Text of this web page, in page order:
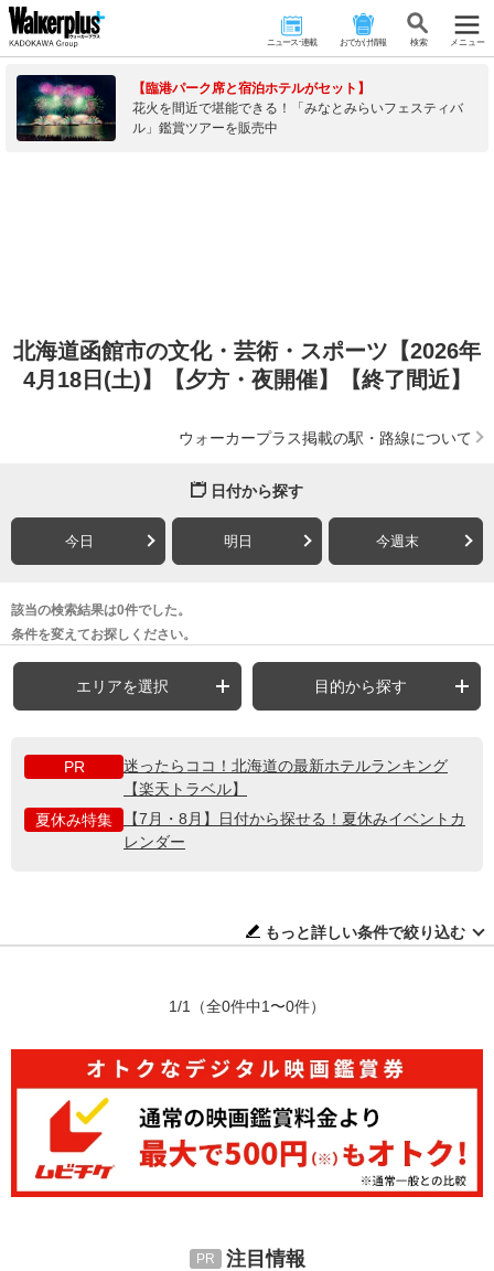
ニュース･連載 おでかけ情報 検 索 メニュー
【臨港パーク席と宿泊ホテルがセット】
花火を間近で堪能できる！「みなとみらいフェスティバ
ル」鑑賞ツアーを販売中
北海道函館市の文化・芸術・スポーツ【2026年
4月18日(土)】【夕方・夜開催】【終了間近】
ウォーカープラス掲載の駅・路線について
日付から探す
今日 明日 今週末
該当の検索結果は0件でした。
条件を変えてお探しください。
エリアを選択 目的から探す
PR
迷ったらココ！北海道の最新ホテルランキング
【楽天トラベル】
夏休み特集
【7月・8月】日付から探せる！夏休みイベントカ
レンダー
もっと詳しい条件で絞り込む
1/1 （全0件中1〜0件）
注目情報